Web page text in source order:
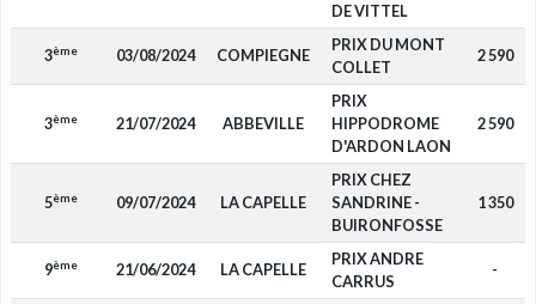
DE VITTEL
3ème 03/08/2024 COMPIEGNE
PRIX DU MONT
COLLET
2 590
3ème 21/07/2024 ABBEVILLE
PRIX
HIPPODROME
D'ARDON LAON
2 590
5ème 09/07/2024 LA CAPELLE
PRIX CHEZ
SANDRINE -
BUIRONFOSSE
1 350
9ème 21/06/2024 LA CAPELLE
PRIX ANDRE
CARRUS
-